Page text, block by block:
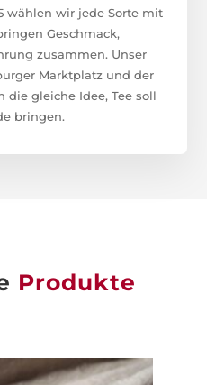
wählen wir jede Sorte mit
Geschmack,
zusammen. Unser
Marktplatz und der
die gleiche Idee, Tee soll
bringen.
Produkte